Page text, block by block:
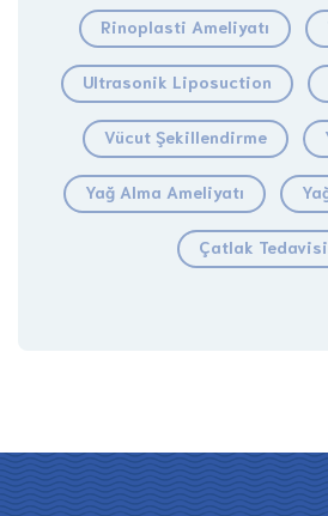
Rinoplasti Ameliyatı
Ultrasonik Liposuction
Vücut Şekillendirme
Yağ Alma Ameliyatı
Çatlak Tedavisi